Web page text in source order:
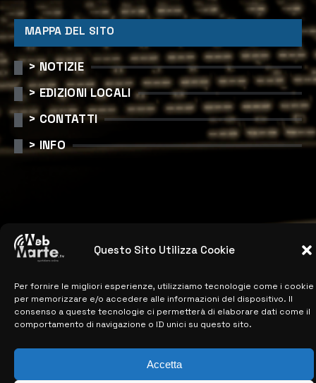
Questo Sito Utilizza Cookie
Per fornire le migliori esperienze, utilizziamo tecnologie come i cookie
per memorizzare e/o accedere alle informazioni del dispositivo. Il
consenso a queste tecnologie ci permetterà di elaborare dati come il
comportamento di navigazione o ID unici su questo sito.
Accetta
MAPPA DEL SITO
> NOTIZIE
> EDIZIONI LOCALI
> CONTATTI
> INFO
S.R.L.S.– P.IVA: 02184950893 – TUTTI I DIRITTI RISERVATI –
CREATO DA LUIGI PITARI